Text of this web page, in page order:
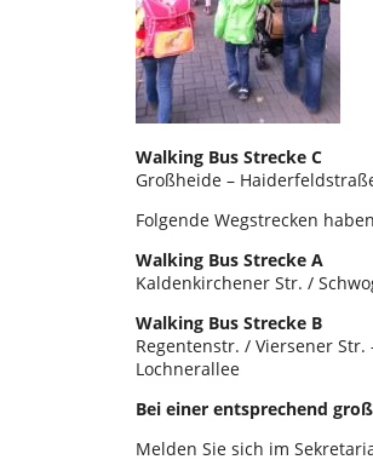
Walking Bus Strecke C
Großheide –
Folgende Wegstrecken
Walking Bus Strecke A
Kaldenkirchener Str. /
Walking Bus Strecke B
Regentenstr. / Viersener
Lochnerallee
Bei einer entsprechend
Melden Sie sich im